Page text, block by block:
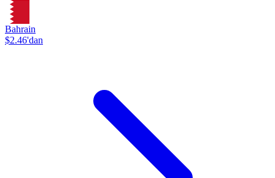
Bahrain
$2.46'dan